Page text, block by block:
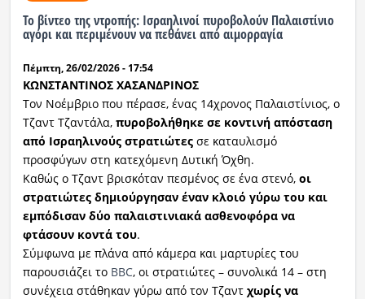
Το βίντεο της ντροπής: Ισραηλινοί πυροβολούν Παλαιστίνιο
αγόρι και περιμένουν να πεθάνει από αιμορραγία
Πέμπτη, 26/02/2026 - 17:54
ΚΩΝΣΤΑΝΤΙΝΟΣ ΧΑΣΑΝΔΡΙΝΟΣ
Τον Νοέμβριο που πέρασε, ένας 14χρονος Παλαιστίνιος, ο
Τζαντ Τζαντάλα, πυροβολήθηκε σε κοντινή απόσταση
από Ισραηλινούς στρατιώτεςσε καταυλισμό
προσφύγων στη κατεχόμενη Δυτική Όχθη.
Καθώς ο Τζαντ βρισκόταν πεσμένος σε ένα στενό, οι
στρατιώτες δημιούργησαν έναν κλοιό γύρω του και
εμπόδισαν δύο παλαιστινιακά ασθενοφόρα να
φτάσουν κοντά του.
Σύμφωνα με πλάνα από κάμερα και μαρτυρίες του
παρουσιάζει το BBC, οι στρατιώτες – συνολικά 14 – στη
συνέχεια στάθηκαν γύρω από τον Τζαντ χωρίς να